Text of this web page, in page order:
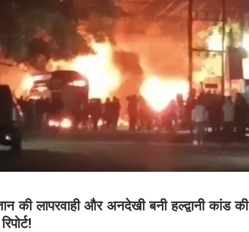
की लापरवाही और अनदेखी बनी हल्द्वानी कांड की